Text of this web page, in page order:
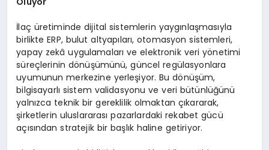
İlaç üretiminde dijital sistemlerin yaygınlaşmasıyla
birlikte ERP, bulut altyapıları, otomasyon sistemleri,
yapay zekâ uygulamaları ve elektronik veri yönetimi
süreçlerinin dönüşümünü, güncel regülasyonlara
uyumunun merkezine yerleşiyor. Bu dönüşüm,
bilgisayarlı sistem validasyonu ve veri bütünlüğünü
yalnızca teknik bir gereklilik olmaktan çıkararak,
şirketlerin uluslararası pazarlardaki rekabet gücü
açısından stratejik bir başlık haline getiriyor.